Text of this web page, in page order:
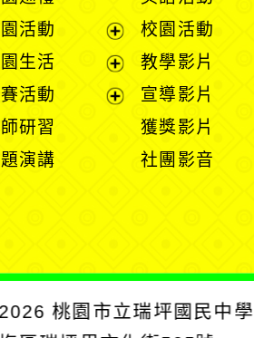
活動
展
開
選
生活
展
開
活動
研習
演講
校園活動
教學影片
宣導影片
獲獎影片
社團影音
2026桃園市立瑞坪國民中學